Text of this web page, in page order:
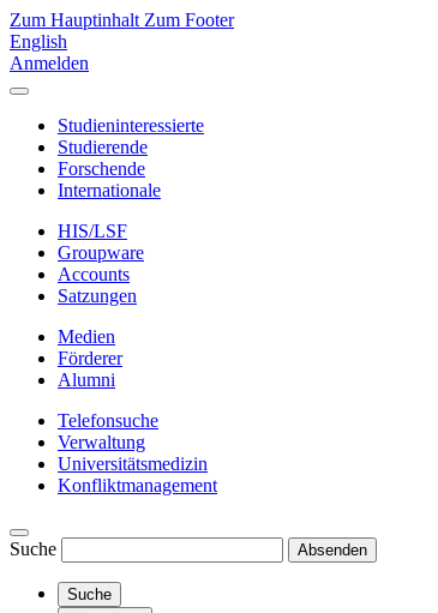
Zum Hauptinhalt Zum Footer
English
Anmelden
Studieninteressierte
Studierende
Forschende
Internationale
HIS/LSF
Groupware
Accounts
Satzungen
Medien
Förderer
Alumni
Telefonsuche
Verwaltung
Universitätsmedizin
Konfliktmanagement
Suche Absenden
Suche